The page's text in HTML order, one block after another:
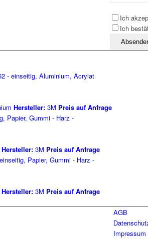
Ich
Ich
Bitte lassen
Hersteller: 3M Preis auf Anfrage
Hersteller: 3M Preis auf Anfrage
Hersteller: 3M Preis auf Anfrage
AGB
Impressum